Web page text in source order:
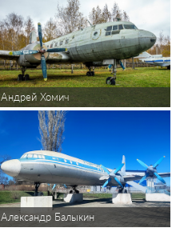
Андрей Хомич
Александр Балыкин